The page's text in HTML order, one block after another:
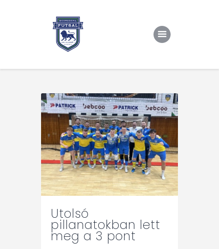
Rólunk/TAO
Eredmények, csapat
Hírek
Kapcsolat
Utolsó
pillanatokban lett
meg a 3 pont